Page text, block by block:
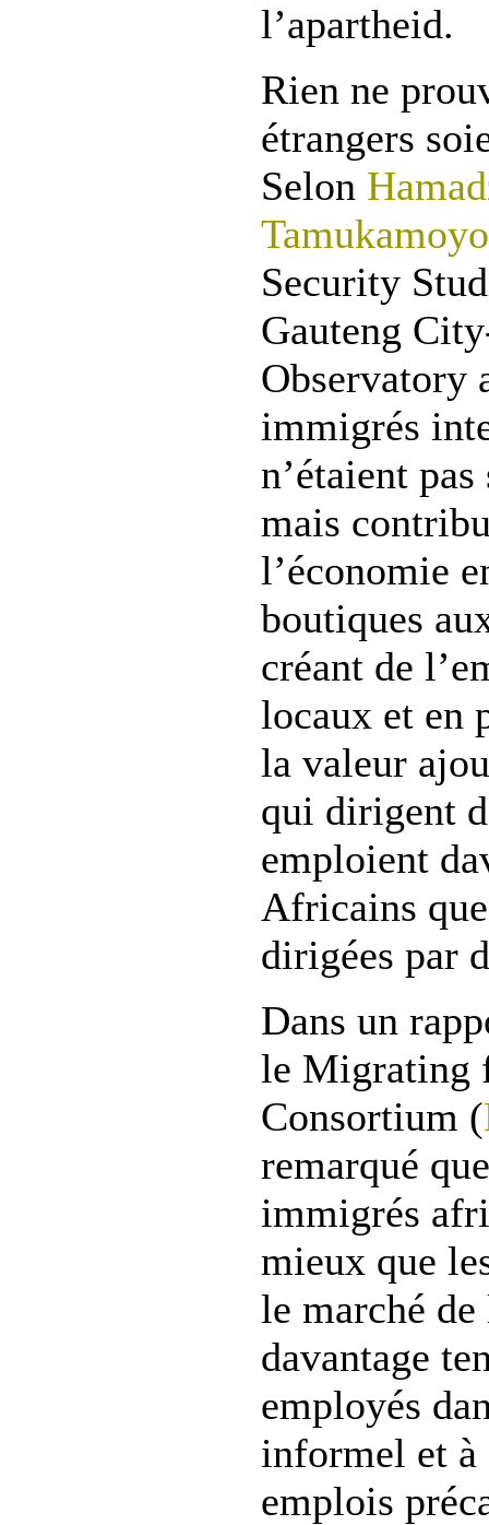
l’apartheid.
Rien ne
étrangers
Selon
Tamukamoyo
Security
Gauteng
Observatory
immigrés
n’étaient
mais
l’économie
boutiques
créant de
locaux et en
la valeur
qui dirigent
emploient
Africains
dirigées par
Dans un
le Migrating
Consortium (
remarqué
immigrés
mieux que
le marché
davantage
employés
informel et à
emplois